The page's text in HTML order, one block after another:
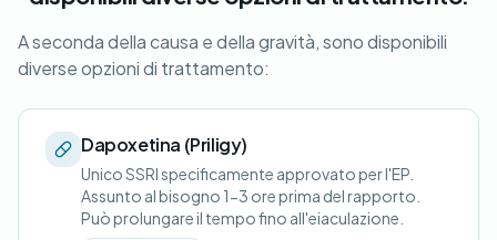
A seconda della causa e della gravità, sono disponibili
diverse opzioni di trattamento:
Dapoxetina (Priligy)
Unico SSRI specificamente approvato per l'EP.
Assunto al bisogno 1-3 ore prima del rapporto.
Può prolungare il tempo fino all'eiaculazione.